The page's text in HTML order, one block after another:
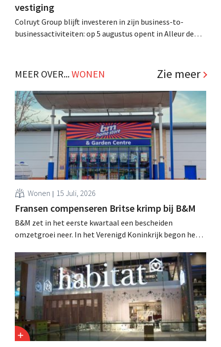
vestiging
Colruyt Group blijft investeren in zijn business-to-
businessactiviteiten: op 5 augustus opent in Alleur de
klanten. .
MEER OVER...WONEN Zie meer
Wonen 15 Juli, 2026
Fransen compenseren Britse krimp bij B&M
B&M zet in het eerste kwartaal een bescheiden
omzetgroei neer. In het Verenigd Koninkrijk begon het
een betere prestatie van Heron Foods vingen de daling
op.